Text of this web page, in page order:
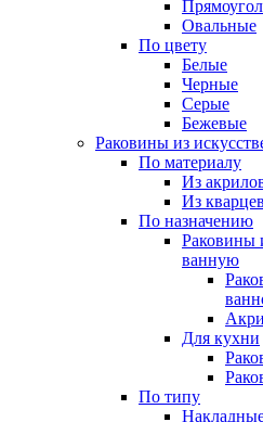
Овальные
По цвету
Белые
Черные
Серые
Бежевые
Раковины из
По материалу
Из
Из
По назначению
Раковины
ванную
Для кухни
По типу